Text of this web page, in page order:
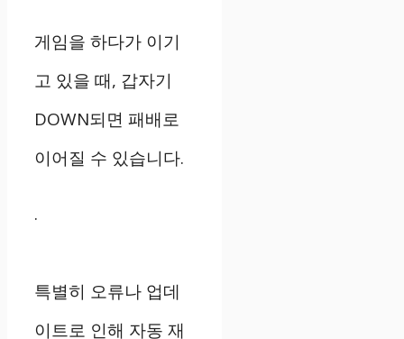
게임을 하다가 이기
고 있을 때, 갑자기
DOWN되면 패배로
이어질 수 있습니다.
.
특별히 오류나 업데
이트로 인해 자동 재